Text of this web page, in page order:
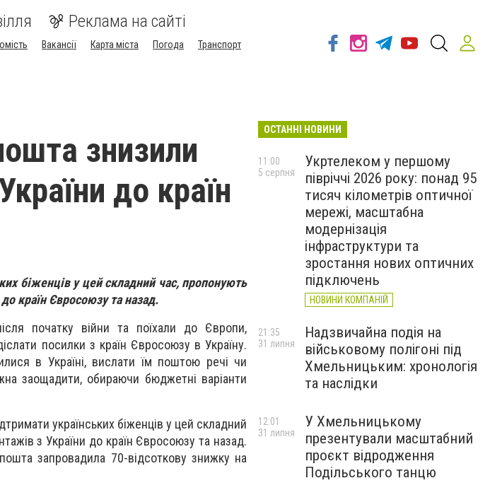
Реклама на сайті
Вакансії Карта міста Погода
Транспорт
знизили
до країн
біженців у цей складний час, пропонують
країн Євросоюзу та назад.
початку війни та поїхали до Європи,
посилки з країн Євросоюзу в Україну.
в Україні, вислати їм поштою речі чи
заощадити, обираючи бюджетні варіанти
українських біженців у цей складний
з України до країн Євросоюзу та назад.
запровадила 70-відсоткову знижку на
ОСТАННІ НОВИНИ
Укртелеком у першому
півріччі 2026 року: понад 95
тисяч кілометрів оптичної
мережі, масштабна
модернізація
інфраструктури та
зростання нових оптичних
підключень
НОВИНИ КОМПАНІЙ
11:00
5 серпня
Надзвичайна подія на
військовому полігоні під
Хмельницьким: хронологія
та наслідки
21:35
31 липня
У Хмельницькому
презентували масштабний
проєкт відродження
Подільського танцю
12:01
31 липня